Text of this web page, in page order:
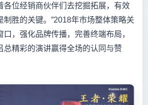
各位经销商伙伴们去挖掘拓展，有效
制胜的关键。”2018年市场整体策略关
，强化品牌传播，完善终端布局，
总精彩的演讲赢得全场的认同与赞